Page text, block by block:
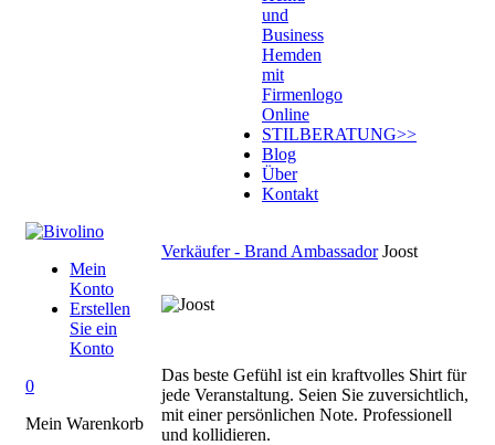
und
Business
Hemden
mit
Firmenlogo
Online
STILBERATUNG>>
Blog
Über
Kontakt
Mein
Konto
Erstellen
Sie ein
Konto
0
Mein Warenkorb
Verkäufer - Brand Ambassador Joost
Das beste Gefühl ist ein kraftvolles Shirt für
jede Veranstaltung. Seien Sie zuversichtlich,
mit einer persönlichen Note. Professionell
und kollidieren.